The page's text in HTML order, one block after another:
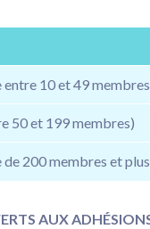
entre 10 et 49
50 et 199 membres)
de 200 membres et
AUX